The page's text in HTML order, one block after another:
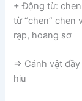
+ Động từ:
từ “chen” chen
rạp, hoang sơ
⇒ Cảnh vật
hiu